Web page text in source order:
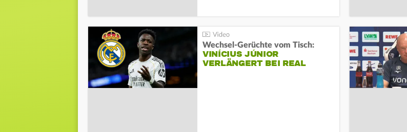
Wechsel-Gerüchte vom Tisch:
VINÍCIUS JÚNIOR
VERLÄNGERT BEI REAL